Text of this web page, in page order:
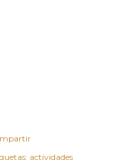
actividades